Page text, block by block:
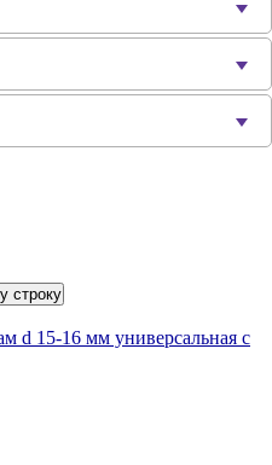
строку
d 15-16 мм универсальная с